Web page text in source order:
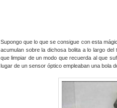
Supongo que lo que se consigue con esta
acumulan sobre la dichosa bolita a lo largo
que limpiar de un modo que recuerda al que
lugar de un sensor óptico empleaban una bola